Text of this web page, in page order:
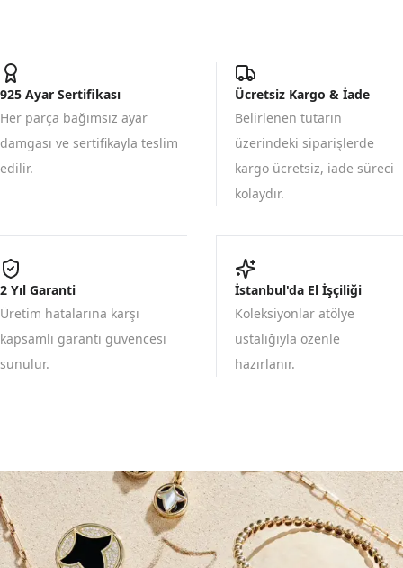
925 Ayar Sertifikası
Her parça bağımsız ayar
damgası ve sertifikayla teslim
edilir.
Ücretsiz Kargo & İade
Belirlenen tutarın
üzerindeki siparişlerde
kargo ücretsiz, iade süreci
kolaydır.
2 Yıl Garanti
Üretim hatalarına karşı
kapsamlı garanti güvencesi
sunulur.
İstanbul'da El İşçiliği
Koleksiyonlar atölye
ustalığıyla özenle
hazırlanır.